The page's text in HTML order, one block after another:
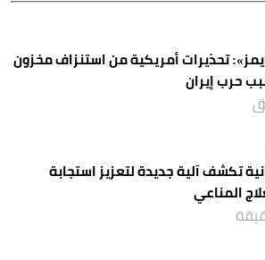
تحذيرات أمريكية من استنزاف مخزون
حرب إيران
تكشف آلية جديدة لتعزيز استجابة
المناعي